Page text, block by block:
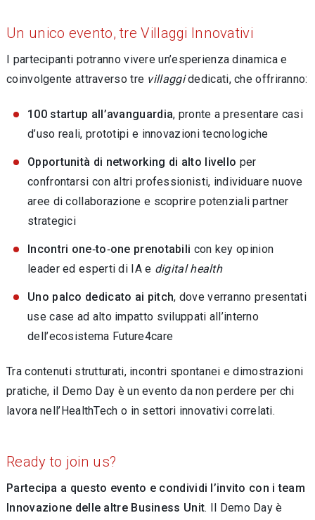
Un unico evento, tre Villaggi Innovativi
I partecipanti potranno vivere un’esperienza dinamica e
coinvolgente attraverso tre villaggidedicati, che offriranno:
100 startup all’avanguardia, pronte a presentare casi
d’uso reali, prototipi e innovazioni tecnologiche
Opportunità di networking di alto livello per
confrontarsi con altri professionisti, individuare nuove
aree di collaborazione e scoprire potenziali partner
strategici
Incontri one‑to‑one prenotabili con key opinion
leader ed esperti di IA e digital health
Uno palco dedicato ai pitch, dove verranno presentati
use case ad alto impatto sviluppati all’interno
dell’ecosistema Future4care
Tra contenuti strutturati, incontri spontanei e dimostrazioni
pratiche, il Demo Day è un evento da non perdere per chi
lavora nell’HealthTech o in settori innovativi correlati.
Ready to join us?
Partecipa a questo evento e condividi l’invito con i team
Innovazione delle altre Business Unit. Il Demo Day è